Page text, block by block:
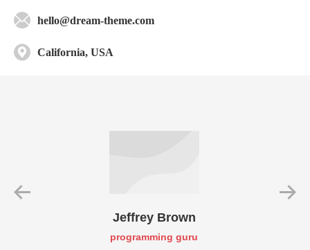
hello@dream-theme.com
California, USA
Jeffrey Brown
programming guru